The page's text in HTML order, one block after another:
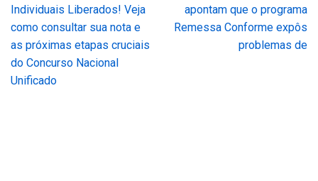
Individuais Liberados! Veja
como consultar sua nota e
as próximas etapas cruciais
do Concurso Nacional
Unificado
apontam que o programa
Remessa Conforme expôs
problemas de